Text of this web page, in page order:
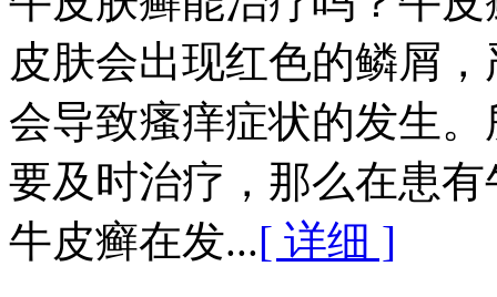
皮肤会出现红色的鳞屑
会导致瘙痒症状的发生
要及时治疗，那么在患
牛皮癣在发...[ 详细 ]